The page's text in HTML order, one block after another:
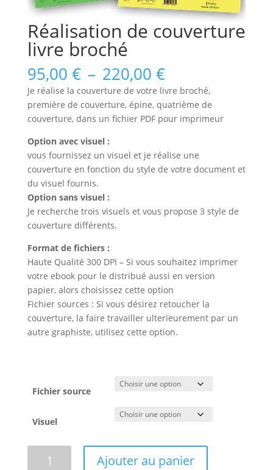
Réalisation de couverture
livre broché
95,00 € – 220,00 €Plage
de
prix :
95,00 €
à
Je réalise la couverture de votre livre broché,
première de couverture, épine, quatrième de
couverture, dans un fichier PDF pour imprimeur
Option avec visuel :
vous fournissez un visuel et je réalise une
couverture en fonction du style de votre document et
du visuel fournis.
Option sans visuel :
Je recherche trois visuels et vous propose 3 style de
couverture différents.
Format de fichiers :
Haute Qualité 300 DPI – Si vous souhaitez imprimer
votre ebook pour le distribué aussi en version
papier, alors choisissez cette option
Fichier sources : Si vous désirez retoucher la
couverture, la faire travailler ulterieurement par un
autre graphiste, utilisez cette option.
Fichier source
Visuel
Ajouter au panier